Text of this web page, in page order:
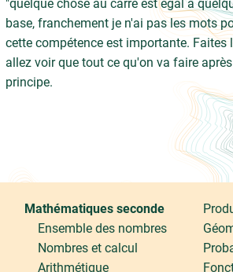
"quelque chose au carré est égal à
base, franchement je n'ai pas les mots
cette compétence est importante. Faites
allez voir que tout ce qu'on va faire
principe.
Mathématiques seconde
Ensemble des nombres
Nombres et calcul
Arithmétique